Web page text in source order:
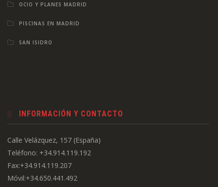
OCIO Y PLANES MADRID
PISCINAS EN MADRID
SAN ISIDRO
INFORMACIÓN Y CONTACTO
Calle Velázquez, 157 (España)
Teléfono: +34.914.119.192
Fax:+34.914.119.207
Móvil:+34.650.441.492